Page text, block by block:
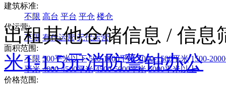
建筑标准:
不限 高台 平台 平仓 楼仓
代运营:
不限 有代运营 无代运营
面积范围:
不限 500平米以下 500-1000平米 1000-1500平米 1500-
平米 4000-4500平米 4500-5000平米 5000平米以上
价格范围:
出租其他仓储信息 / 信息
米1-1.5元消防警钟办公